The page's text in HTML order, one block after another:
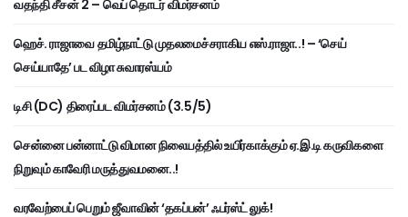
வதந்தி சீசன் 2 – வெப் தொடர் விமர்சனம்
ஹெச். ராஜாவை தமிழ்நாட்டு முதலமைச்சராகிய எஸ்.ராஜா..! – ‘செய்
செய்யாதே’ பட விழா சுவாரஸ்யம்
டிசி (DC) திரைப்பட விமர்சனம் (3.5/5)
சென்னை பன்னாட்டு விமான நிலையத்தில் உயிர்காக்கும் ஏ.இ.டி கருவிகளை
நிறுவும் காவேரி மருத்துவமனை..!
வரவேற்பைப் பெறும் ஜீவாவின் ‘தகப்பன்’ ஃபர்ஸ்ட் லுக்!